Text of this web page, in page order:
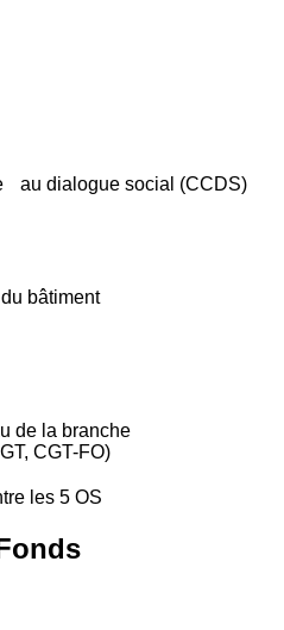
au dialogue social (CCDS)
bâtiment
de la branche
CGT-FO)
les 5 OS